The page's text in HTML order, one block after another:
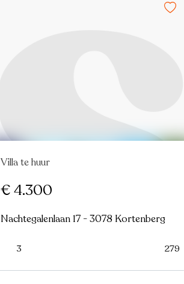
Villa te huur
€ 4.300
Nachtegalenlaan 17 - 3078 Kortenberg
3 279